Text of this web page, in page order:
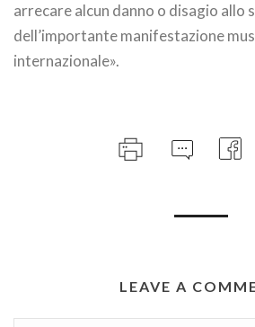
arrecare alcun danno o disagio allo
dell’importante manifestazione
internazionale».
LEAVE A